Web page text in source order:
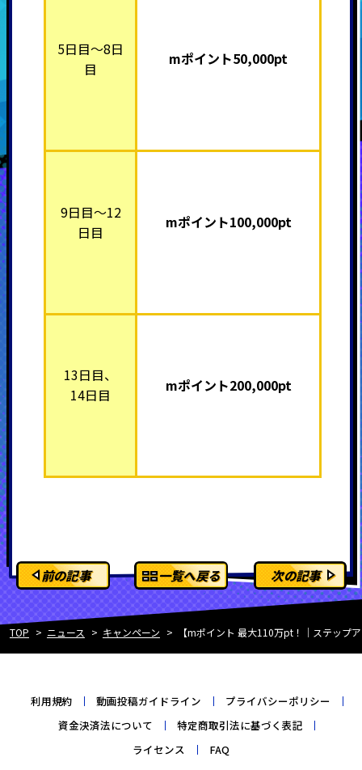
5日目～8日
目
mポイント50,000pt
9日目～12
日目
mポイント100,000pt
13日目、
14日目
mポイント200,000pt
前の記事 一覧へ戻る 次の記事
TOP ニュース キャンペーン 【mポイント 最大110万pt！｜ステップ
利用規約 動画投稿ガイドライン
プライバシーポリシー
資金決済法について
特定商取引法に基づく表記
ライセンス
FAQ